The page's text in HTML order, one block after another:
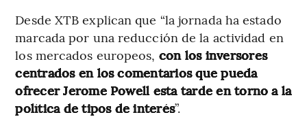
Desde XTB explican que “la jornada ha estado
marcada por una reducción de la actividad en
los mercados europeos, con los inversores
centrados en los comentarios que pueda
ofrecer Jerome Powell esta tarde en torno a la
política de tipos de interés”.